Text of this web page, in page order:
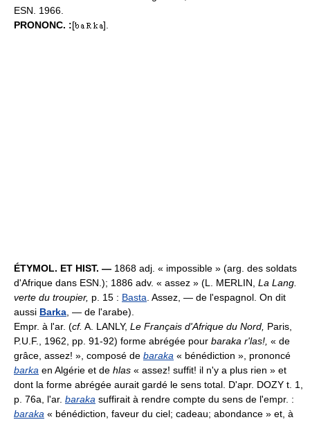
ESN. 1966.
PRONONC. :[ ].
ÉTYMOL. ET HIST. — 1868 adj. « impossible » (arg. des soldats
d'Afrique dans ESN.); 1886 adv. « assez » (L. MERLIN, La Lang.
verte du troupier, p. 15 : Basta . Assez, — de l'espagnol. On dit
aussi Barka , — de l'arabe).
Empr. à l'ar. (cf. A. LANLY, Le Français d'Afrique du Nord, Paris,
P.U.F., 1962, pp. 91-92) forme abrégée pour baraka r'las!, « de
grâce, assez! », composé de baraka « bénédiction », prononcé
barka en Algérie et de hlas « assez! suffit! il n'y a plus rien » et
dont la forme abrégée aurait gardé le sens total. D'apr. DOZY t. 1,
p. 76a, l'ar. baraka suffirait à rendre compte du sens de l'empr. :
baraka « bénédiction, faveur du ciel; cadeau; abondance » et, à